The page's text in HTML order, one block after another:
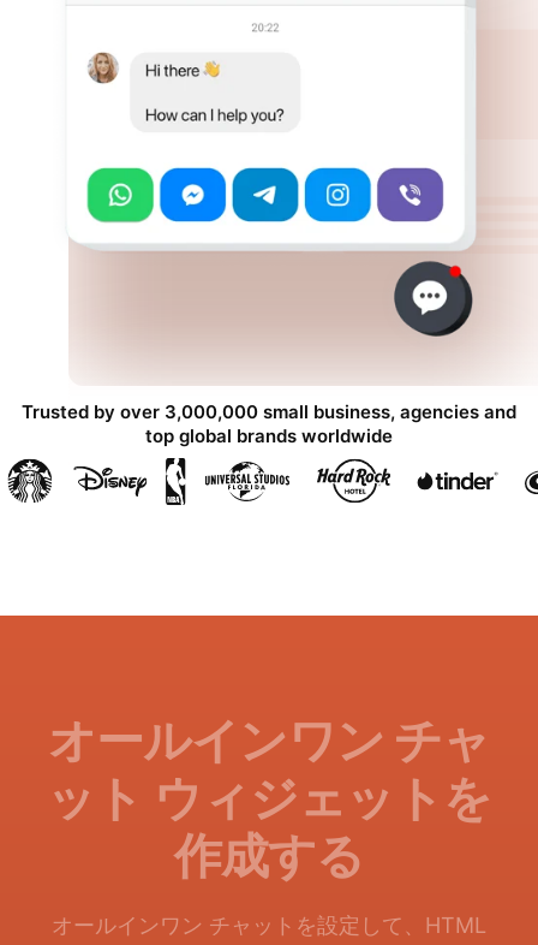
Trusted by over 3,000,000 small business, agencies and
top global brands worldwide
オールインワン チャ
ット ウィジェットを
作成する
オールインワン チャットを設定して、HTML